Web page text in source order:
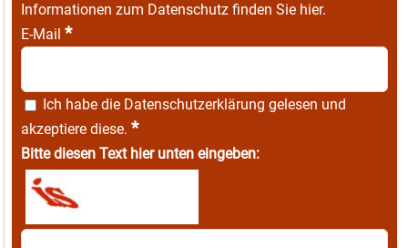
Informationen zum Datenschutz finden Sie hier.
E-Mail *
Ich habe die Datenschutzerklärung gelesen und
akzeptiere diese. *
Bitte diesen Text hier unten eingeben: